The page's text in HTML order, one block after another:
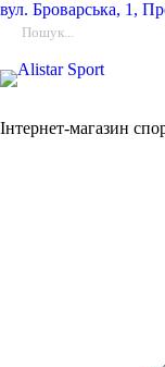
вул. Броварська, 1,
Інтернет-магазин